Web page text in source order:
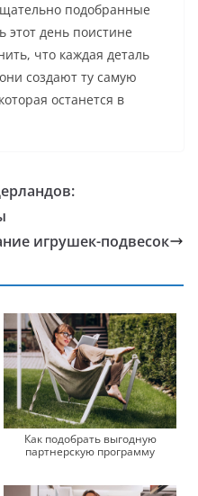
подобранные
этот день поистине
что каждая деталь
создают ту самую
останется в
игрушек-подвесок
Как подобрать выгодную
партнерскую программу